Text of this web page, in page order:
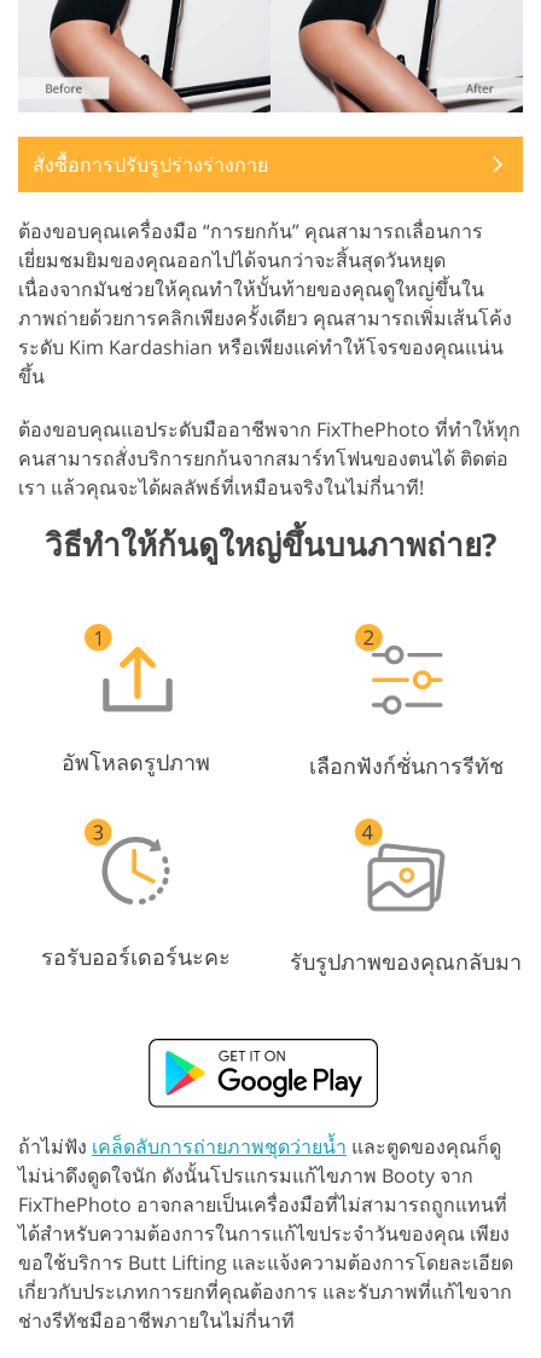
สั่งซื้อการปรับรูปร่างร่างกาย
ต้องขอบคุณเครื่องมือ “การยกก้น” คุณสามารถเลื่อนการ
เยี่ยมชมยิมของคุณออกไปได้จนกว่าจะสิ้นสุดวันหยุด
เนื่องจากมันช่วยให้คุณทำให้บั้นท้ายของคุณดูใหญ่ขึ้นใน
ภาพถ่ายด้วยการคลิกเพียงครั้งเดียว คุณสามารถเพิ่มเส้นโค้ง
ระดับ Kim Kardashian หรือเพียงแค่ทำให้โจรของคุณแน่น
ขึ้น
ต้องขอบคุณแอประดับมืออาชีพจาก FixThePhoto ที่ทำให้ทุก
คนสามารถสั่งบริการยกก้นจากสมาร์ทโฟนของตนได้ ติดต่อ
เรา แล้วคุณจะได้ผลลัพธ์ที่เหมือนจริงในไม่กี่นาที!
วิธีทำให้ก้นดูใหญ่ขึ้นบนภาพถ่าย?
อัพโหลดรูปภาพ เลือกฟังก์ชั่นการรีทัช
รอรับออร์เดอร์นะคะ รับรูปภาพของคุณกลับมา
ถ้าไม่ฟัง เคล็ดลับการถ่ายภาพชุดว่ายน้ำ และตูดของคุณก็ดู
ไม่น่าดึงดูดใจนัก ดังนั้นโปรแกรมแก้ไขภาพ Booty จาก
FixThePhoto อาจกลายเป็นเครื่องมือที่ไม่สามารถถูกแทนที่
ได้สำหรับความต้องการในการแก้ไขประจำวันของคุณ เพียง
ขอใช้บริการ Butt Lifting และแจ้งความต้องการโดยละเอียด
เกี่ยวกับประเภทการยกที่คุณต้องการ และรับภาพที่แก้ไขจาก
ช่างรีทัชมืออาชีพภายในไม่กี่นาที